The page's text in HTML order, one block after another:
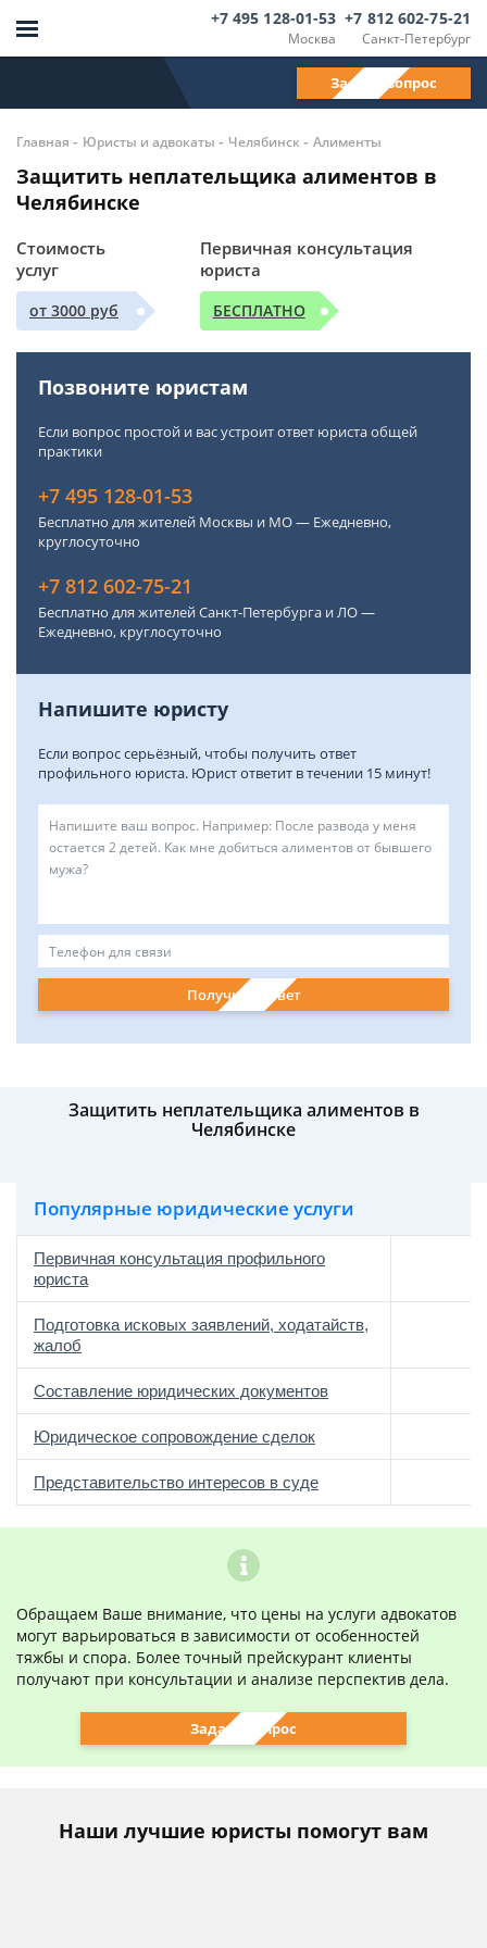
Москва
+7 495 128-01-53
Санкт-Петербург
+7 812 602-75-21
Задать вопрос
Главная - Юристы и адвокаты - Челябинск- Алименты
Защитить неплательщика алиментов в
Челябинске
Стоимость
услуг
от 3000 руб
Первичная консультация
юриста
БЕСПЛАТНО
Позвоните юристам
Если вопрос простой и вас устроит ответ юриста общей
практики
+7 495 128-01-53
Бесплатно для жителей Москвы и МО — Ежедневно,
круглосуточно
+7 812 602-75-21
Бесплатно для жителей Санкт-Петербурга и ЛО —
Ежедневно, круглосуточно
Напишите юристу
Если вопрос серьёзный, чтобы получить ответ
профильного юриста. Юрист ответит в течении 15 минут!
Получить ответ
Защитить неплательщика алиментов в
Челябинске
Популярные юридические услуги
Первичная консультация профильного
юриста
Подготовка исковых заявлений, ходатайств,
жалоб
Составление юридических документов
Юридическое сопровождение сделок
Представительство интересов в суде
Обращаем Ваше внимание, что цены на услуги адвокатов
могут варьироваться в зависимости от особенностей
тяжбы и спора. Более точный прейскурант клиенты
получают при консультации и анализе перспектив дела.
Задать вопрос
Наши лучшие юристы помогут вам